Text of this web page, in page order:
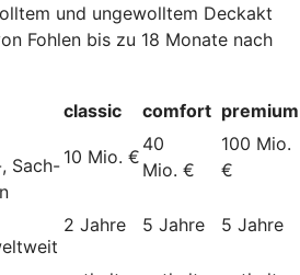
und ungewolltem Deckakt
Fohlen bis zu 18 Monate nach
classic comfort premium
Sach-10 Mio. €
40
Mio. €
100 Mio.
€
2 Jahre 5 Jahre 5 Jahre